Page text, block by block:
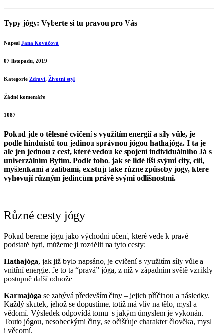
Typy jógy: Vyberte si tu pravou pro Vás
Napsal Jana Kováčová
07 listopadu, 2019
Kategorie Zdraví, Životní styl
Žádné komentáře
1087
Pokud jde o tělesné cvičení s využitím energií a síly vůle, je
podle hinduistů tou jedinou správnou jógou hathajóga. I ta je
ale jen jednou z cest, které vedou ke spojení individuálního Já s
univerzálním Bytím. Podle toho, jak se lidé liší svými city, cíli,
myšlenkami a zálibami, existují také různé způsoby jógy, které
vyhovují různým jedincům právě svými odlišnostmi.
Různé cesty jógy
Pokud bereme jógu jako východní učení, které vede k pravé
podstatě bytí, můžeme ji rozdělit na tyto cesty:
Hathajóga, jak již bylo napsáno, je cvičení s využitím síly vůle a
vnitřní energie. Je to ta “pravá” jóga, z níž v západním světě vznikly
postupně další odnože.
Karmajóga se zabývá především činy – jejich příčinou a následky.
Každý skutek, jehož se dopustíme, totiž má vliv na tělo, mysl a
vědomí. Výsledek odpovídá tomu, s jakým úmyslem je vykonán.
Touto jógou, nesobeckými činy, se očišťuje charakter člověka, mysl
i vědomí.